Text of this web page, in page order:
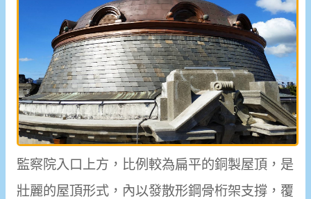
監察院入口上方，比例較為扁平的銅製屋頂，是
壯麗的屋頂形式，內以發散形鋼骨桁架支撐，覆